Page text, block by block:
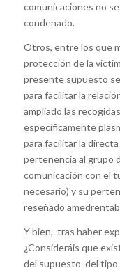
comunicaciones no
condenado.
Otros, entre los que
protección de la
presente supuesto
para facilitar la
ampliado las
específicamente
para facilitar la
pertenencia al grupo
comunicación con el
necesario) y su
reseñado
Y bien, tras haber
¿Consideráis que
del supuesto del tipo